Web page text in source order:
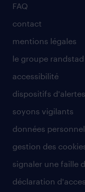
FAQ
contact
mentions légales
le groupe randstad
accessibilité
dispositifs
soyons vigilants
données
gestion des
signaler une faille
déclaration